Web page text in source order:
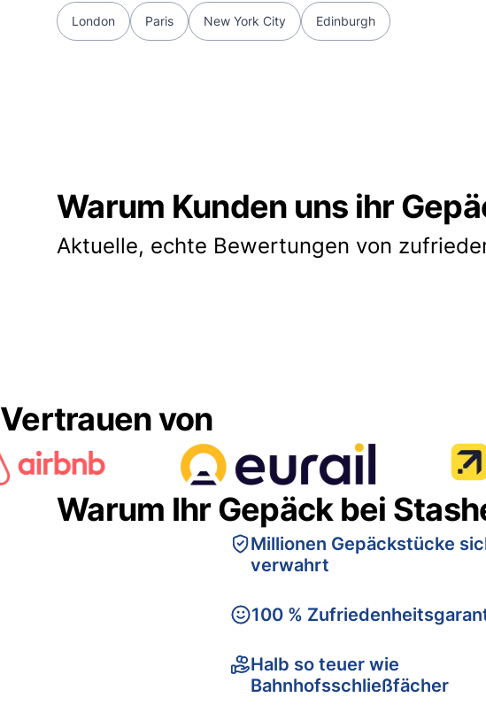
London Paris New York City Edinburgh
Warum Kunden uns ihr
Aktuelle, echte Bewertungen von
Vertrauen von
Warum Ihr Gepäck bei
Millionen Gepäckstücke
verwahrt
100 %
Halb so teuer wie
Bahnhofsschließfächer